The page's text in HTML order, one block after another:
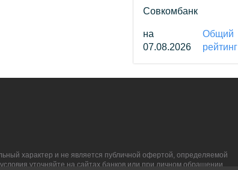
Совкомбанк
на
07.08.2026
Общий
рейтинг
характер и не является публичной офертой, определяемой
уточняйте на сайтах банков или при личном обращении.